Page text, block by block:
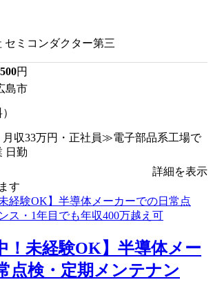
セミコンダクター第三
円
島市
収33万円・正社員≫電子部品系工場で
日勤
詳細を表示
す
！未経験OK】半導体メー
点検・定期メンテナン